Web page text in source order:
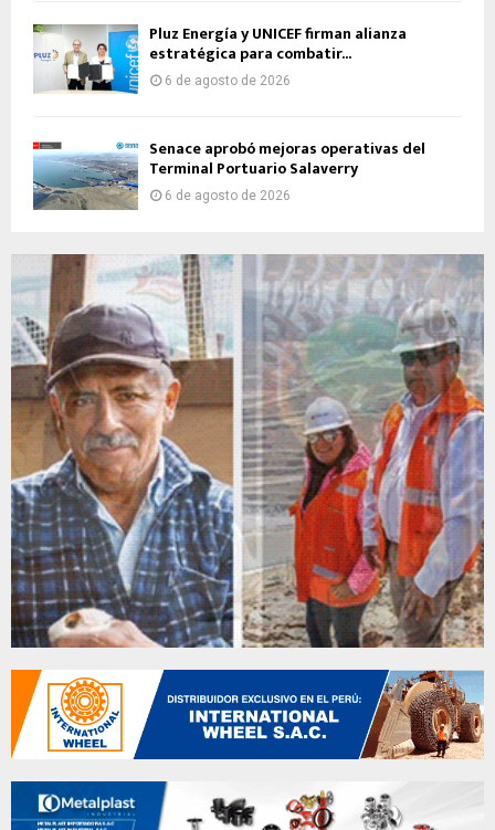
Pluz Energía y UNICEF firman alianza
estratégica para combatir...
6 de agosto de 2026
Senace aprobó mejoras operativas del
Terminal Portuario Salaverry
6 de agosto de 2026